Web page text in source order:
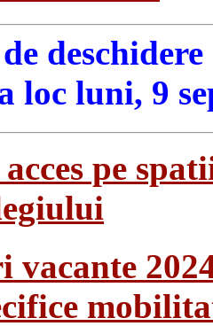
loc luni, 9
pe
vacante